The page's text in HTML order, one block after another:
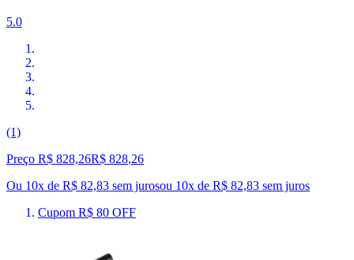
5.0
(1)
Preço R$ 828,26R$ 828,26
Ou 10x de R$ 82,83 sem jurosou 10x de R$ 82,83 sem juros
Cupom R$ 80 OFF